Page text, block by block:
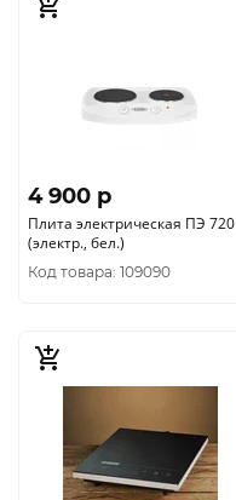
4 900 p
Плита электрическая ПЭ 720
(электр., бел.)
Код товара: 109090